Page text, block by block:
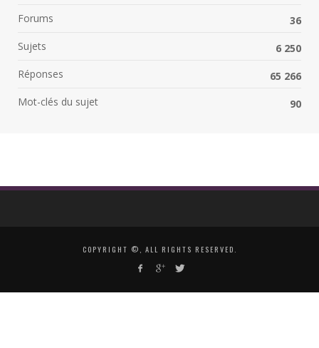
Forums
36
Sujets
6 250
Réponses
65 266
Mot-clés du sujet
90
COPYRIGHT ©, ALL RIGHTS RESERVED.